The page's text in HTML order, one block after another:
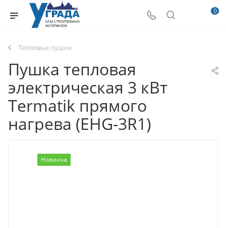
0
Тепловые пушки
Пушка тепловая
электрическая 3 кВт
Termatik прямого
нагрева (EHG-3R1)
Новинка